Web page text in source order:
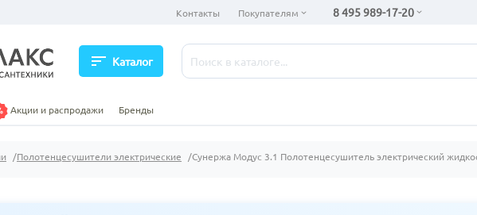
Контакты Покупателям 8 495 989-17-20
sort Каталог
Акции и распродажи Бренды
Полотенцесушители электрические Сунержа Модус 3.1 Полотенцесушитель электрический